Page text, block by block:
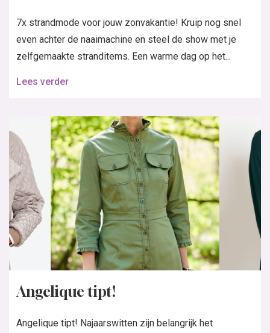
7x strandmode voor jouw zonvakantie! Kruip nog snel
even achter de naaimachine en steel de show met je
zelfgemaakte stranditems. Een warme dag op het...
Lees verder
Angelique tipt!
Angelique tipt! Najaarswitten zijn belangrijk het